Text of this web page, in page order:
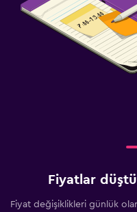
Fiyatlar
Fiyat değişiklikleri günlük